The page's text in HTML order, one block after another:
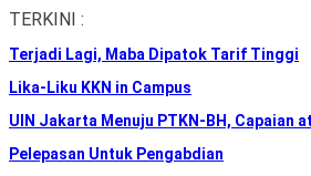
Skip
the
content
TERKINI :
Terjadi Lagi, Maba Dipatok Tarif Tinggi
Lika-Liku KKN in Campus
UIN Jakarta Menuju PTKN-BH, Capaian
Pelepasan Untuk Pengabdian